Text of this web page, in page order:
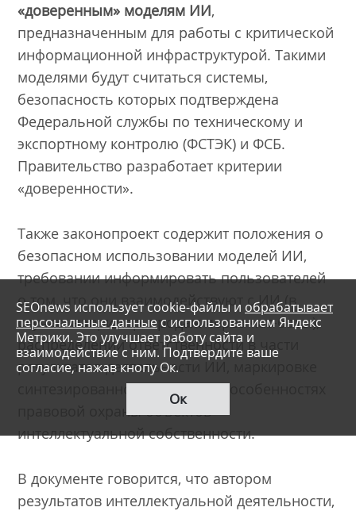
«доверенным» моделям ИИ,
предназначенным для работы с критической
информационной инфраструктурой. Такими
моделями будут считаться системы,
безопасность которых подтверждена
Федеральной службы по техническому и
экспортному контролю (ФСТЭК) и ФСБ.
Правительство разработает критерии
«доверенности».
Также законопроект содержит положения о
безопасном использовании моделей ИИ,
требовании информировать пользователей
о том, что они взаимодействуют с ИИ (в
случае, например, продаж через чат-боты),
распределении ответственности в части
результатов деятельности ИИ, маркировке
синтезированного контента и особенностях
правовой охраны объектов
интеллектуальной собственности.
В документе говорится, что автором
результатов интеллектуальной деятельности,
SEOnews использует cookie-файлы и обрабатывает
персональные данныес использованием Яндекс
Метрики. Это улучшает работу сайта и
взаимодействие с ним. Подтвердите ваше
согласие, нажав кнопу Ок.
Ок